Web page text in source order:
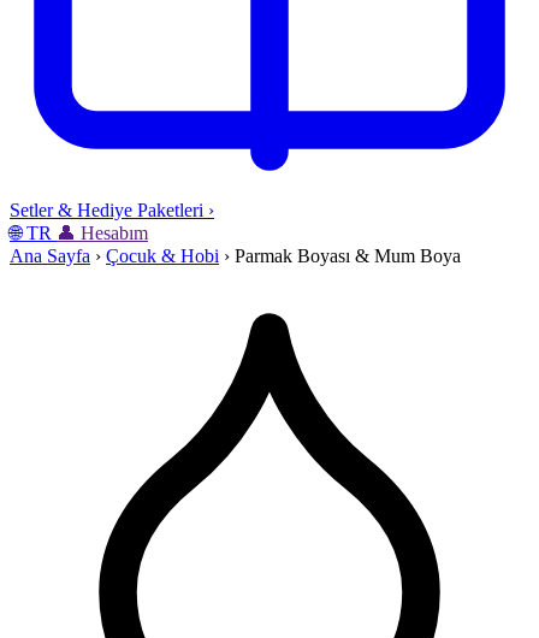
Setler & Hediye Paketleri ›
🌐 TR 👤 Hesabım
Ana Sayfa › Çocuk & Hobi › Parmak Boyası & Mum Boya